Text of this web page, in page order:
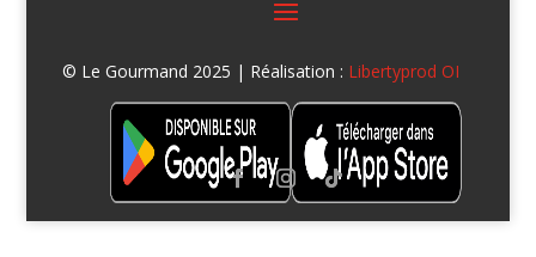
© Le Gourmand 2025 | Réalisation : Libertyprod OI